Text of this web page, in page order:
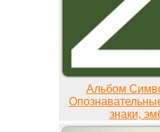
Альбом
знаки,